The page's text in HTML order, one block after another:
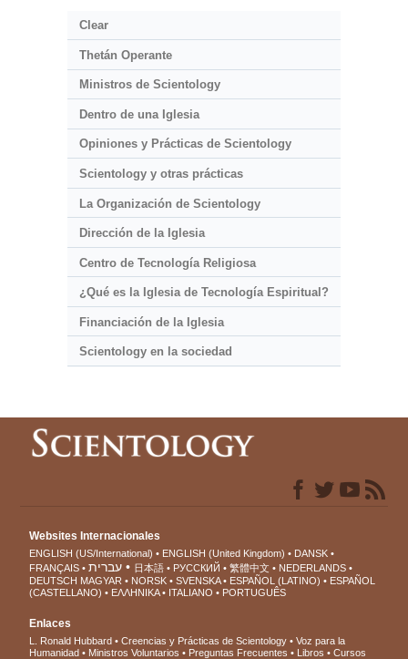
Clear
Thetán Operante
Ministros de Scientology
Dentro de una Iglesia
Opiniones y Prácticas de Scientology
Scientology y otras prácticas
La Organización de Scientology
Dirección de la Iglesia
Centro de Tecnología Religiosa
¿Qué es la Iglesia de Tecnología Espiritual?
Financiación de la Iglesia
Scientology en la sociedad
Websites Internacionales
ENGLISH (US/International) ENGLISH (United Kingdom)
DANSK
FRANÇAIS
עברית 日本語 РУССКИЙ 繁體中文
NEDERLANDS
DEUTSCH MAGYAR NORSK SVENSKA ESPAÑOL (LATINO)
ESPAÑOL
(CASTELLANO)
ΕΛΛΗΝΙΚA ITALIANO PORTUGUÊS
Enlaces
L. Ronald Hubbard Creencias y Prácticas de Scientology
Voz para la
Humanidad
Ministros Voluntarios Preguntas Frecuentes Libros
Cursos